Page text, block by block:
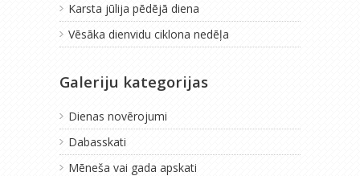
Karsta jūlija pēdējā diena
Vēsāka dienvidu ciklona nedēļa
Galeriju kategorijas
Dienas novērojumi
Dabasskati
Mēneša vai gada apskati